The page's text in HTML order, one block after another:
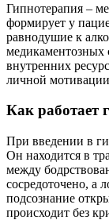
Гипнотерапия –
формирует у
равнодушие к
медикаментозных
внутренних
личной мотивации
Как работает
При введении в
Он находится в
между
сосредоточено, а
подсознание
происходит без